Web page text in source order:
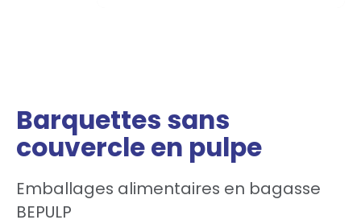
Barquettes sans
couvercle en pulpe
Emballages alimentaires en bagasse
BEPULP